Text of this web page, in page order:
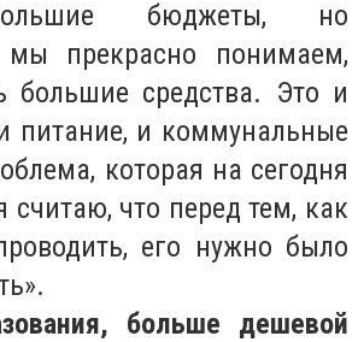
бюджеты, но
мы прекрасно понимаем,
большие средства. Это и
питание, и коммунальные
которая на сегодня
считаю, что перед тем, как
его нужно было
больше дешевой